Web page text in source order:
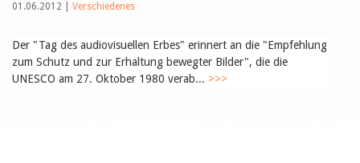
Aus- und Weiterbildung
Veranstaltungen
Kinder- und Jugendmedien
Bibliothek und Schule
01.06.2012 | Verschiedenes
Der "Tag des audiovisuellen Erbes" erinnert an die "Empfehlung
zum Schutz und zur Erhaltung bewegter Bilder", die die
UNESCO am 27. Oktober 1980 verab... >>>